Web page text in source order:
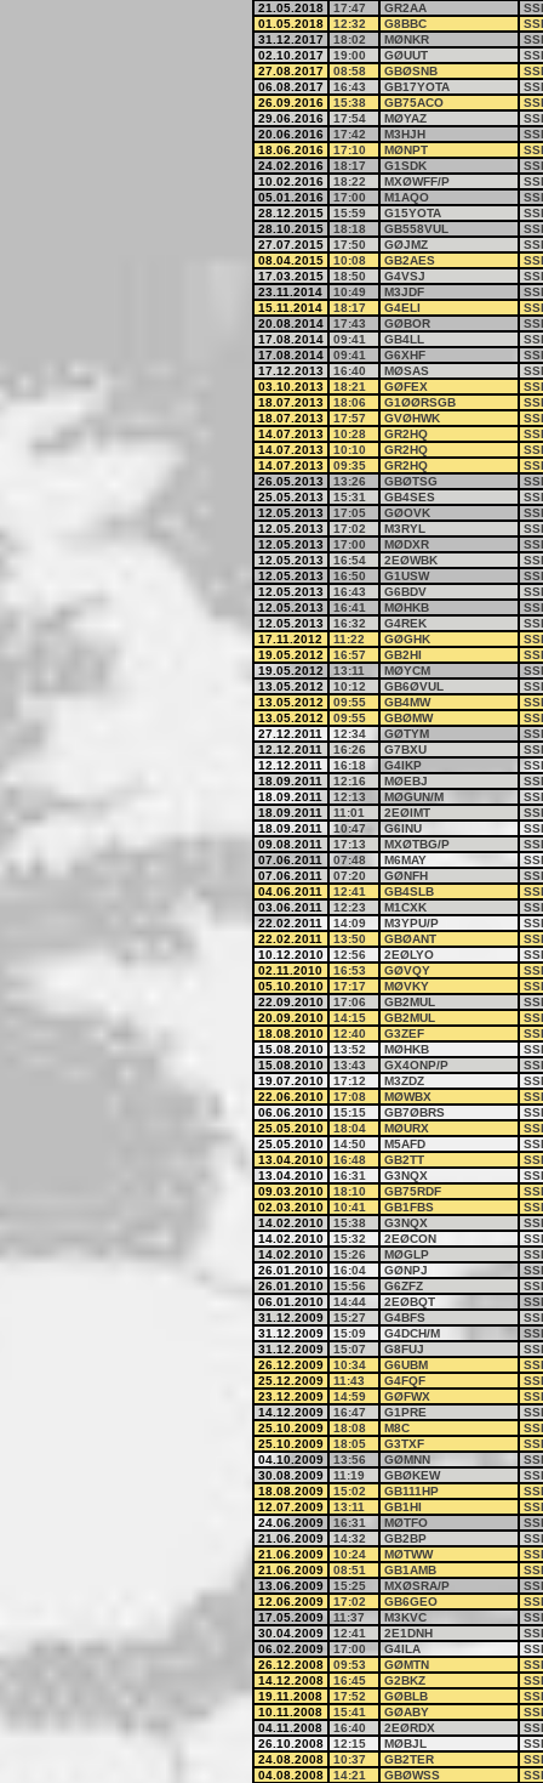
21.05.2018
17:47 GR2AA
01.05.2018
12:32 G8BBC
31.12.2017
18:02 MØNKR
02.10.2017
19:00 GØUUT
27.08.2017
08:58 GBØSNB
06.08.2017
16:43 GB17YOTA
26.09.2016
15:38 GB75ACO
29.06.2016
17:54 MØYAZ
20.06.2016
17:42 M3HJH
18.06.2016
17:10 MØNPT
24.02.2016
18:17 G1SDK
10.02.2016
18:22 MXØWFF/P
05.01.2016
17:00 M1AQO
28.12.2015
15:59 G15YOTA
28.10.2015
18:18 GB558VUL
27.07.2015
17:50 GØJMZ
08.04.2015
10:08 GB2AES
17.03.2015
18:50 G4VSJ
23.11.2014
10:49 M3JDF
15.11.2014
18:17 G4ELI
20.08.2014
17:43 GØBOR
17.08.2014
09:41 GB4LL
17.08.2014
09:41 G6XHF
17.12.2013
16:40 MØSAS
03.10.2013
18:21 GØFEX
18.07.2013
18:06 G1ØØRSGB
18.07.2013
17:57 GVØHWK
14.07.2013
10:28 GR2HQ
14.07.2013
10:10 GR2HQ
14.07.2013
09:35 GR2HQ
26.05.2013
13:26 GBØTSG
25.05.2013
15:31 GB4SES
12.05.2013
17:05 GØOVK
12.05.2013
17:02 M3RYL
12.05.2013
17:00 MØDXR
12.05.2013
16:54 2EØWBK
12.05.2013
16:50 G1USW
12.05.2013
16:43 G6BDV
12.05.2013
16:41 MØHKB
12.05.2013
16:32 G4REK
17.11.2012
11:22 GØGHK
19.05.2012
16:57 GB2HI
19.05.2012
13:11 MØYCM
13.05.2012
10:12 GB6ØVUL
13.05.2012
09:55 GB4MW
13.05.2012
09:55 GBØMW
27.12.2011
12:34 GØTYM
12.12.2011
16:26 G7BXU
12.12.2011
16:18 G4IKP
18.09.2011
12:16 MØEBJ
18.09.2011
12:13 MØGUN/M
18.09.2011
11:01 2EØIMT
18.09.2011
10:47 G6INU
09.08.2011
17:13 MXØTBG/P
07.06.2011
07:48 M6MAY
07.06.2011
07:20 GØNFH
04.06.2011
12:41 GB4SLB
03.06.2011
12:23 M1CXK
22.02.2011
14:09 M3YPU/P
22.02.2011
13:50 GBØANT
10.12.2010
12:56 2EØLYO
02.11.2010
16:53 GØVQY
05.10.2010
17:17 MØVKY
22.09.2010
17:06 GB2MUL
20.09.2010
14:15 GB2MUL
18.08.2010
12:40 G3ZEF
15.08.2010
13:52 MØHKB
15.08.2010
13:43 GX4ONP/P
19.07.2010
17:12 M3ZDZ
22.06.2010
17:08 MØWBX
06.06.2010
15:15 GB7ØBRS
25.05.2010
18:04 MØURX
25.05.2010
14:50 M5AFD
13.04.2010
16:48 GB2TT
13.04.2010
16:31 G3NQX
09.03.2010
18:10 GB75RDF
02.03.2010
10:41 GB1FBS
14.02.2010
15:38 G3NQX
14.02.2010
15:32 2EØCON
14.02.2010
15:26 MØGLP
26.01.2010
16:04 GØNPJ
26.01.2010
15:56 G6ZFZ
06.01.2010
14:44 2EØBQT
31.12.2009
15:27 G4BFS
31.12.2009
15:09 G4DCH/M
31.12.2009
15:07 G8FUJ
26.12.2009
10:34 G6UBM
25.12.2009
11:43 G4FQF
23.12.2009
14:59 GØFWX
14.12.2009
16:47 G1PRE
25.10.2009
18:08 M8C
25.10.2009
18:05 G3TXF
04.10.2009
13:56 GØMNN
30.08.2009
11:19 GBØKEW
18.08.2009
15:02 GB111HP
12.07.2009
13:11 GB1HI
24.06.2009
16:31 MØTFO
21.06.2009
14:32 GB2BP
21.06.2009
10:24 MØTWW
21.06.2009
08:51 GB1AMB
13.06.2009
15:25 MXØSRA/P
12.06.2009
17:02 GB6GEO
17.05.2009
11:37 M3KVC
30.04.2009
12:41 2E1DNH
06.02.2009
17:00 G4ILA
26.12.2008
09:53 GØMTN
14.12.2008
16:45 G2BKZ
19.11.2008
17:52 GØBLB
10.11.2008
15:41 GØABY
04.11.2008
16:40 2EØRDX
26.10.2008
12:15 MØBJL
24.08.2008
10:37 GB2TER
04.08.2008
14:21 GBØWSS